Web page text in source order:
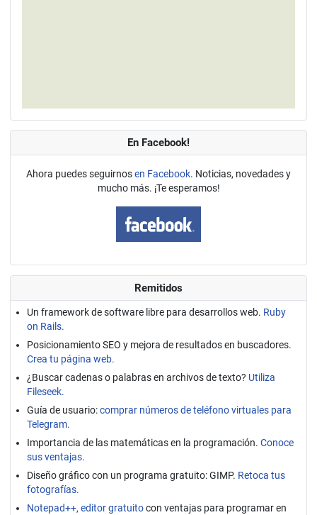
En Facebook!
Ahora puedes seguirnosen Facebook. Noticias, novedades y
mucho más. ¡Te esperamos!
Remitidos
Un framework de software libre para desarrollos web. Ruby
on Rails.
Posicionamiento SEO y mejora de resultados en buscadores.
Crea tu página web.
¿Buscar cadenas o palabras en archivos de texto? Utiliza
Fileseek.
Guía de usuario:comprar números de teléfono virtuales para
Telegram.
Importancia de las matemáticas en la programación. Conoce
sus ventajas.
Diseño gráfico con un programa gratuito: GIMP. Retoca tus
fotografías.
Notepad++, editor gratuitocon ventajas para programar en